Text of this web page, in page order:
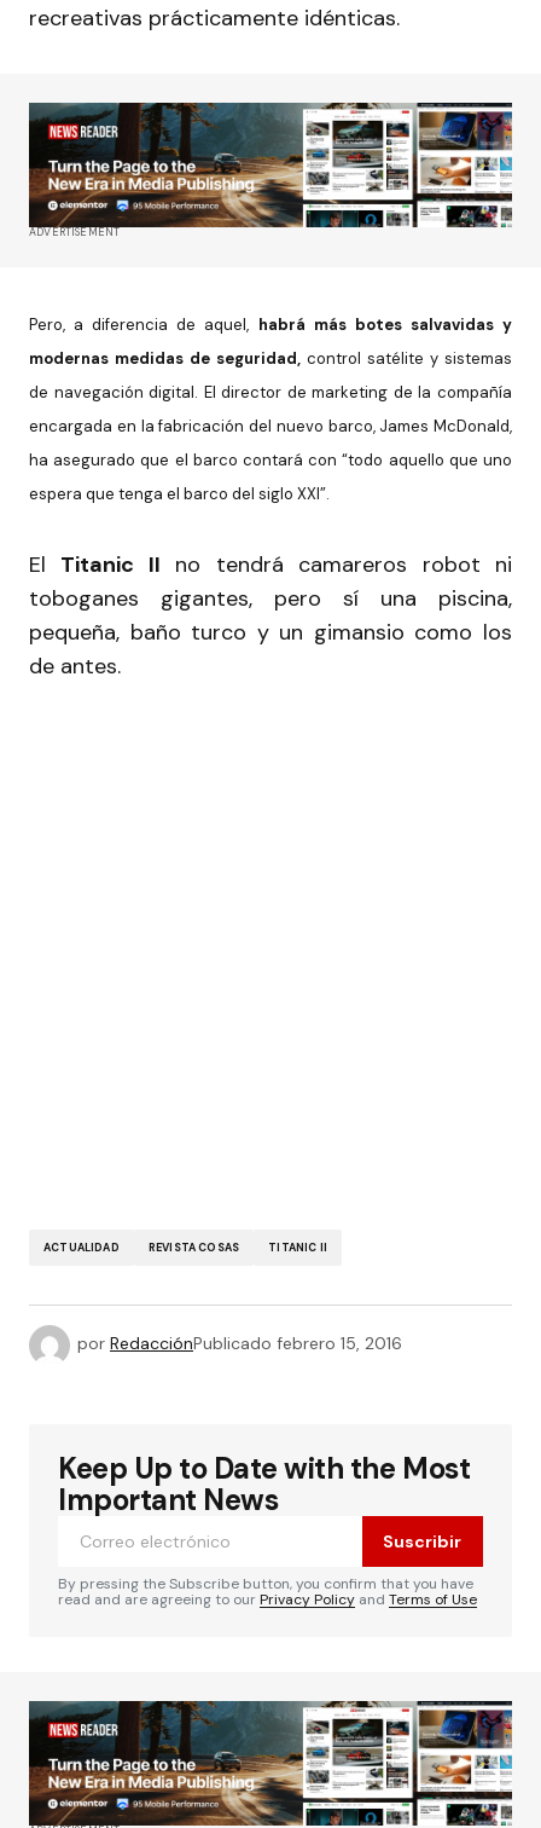
recreativas prácticamente idénticas.
ADVERTISEMENT
Pero, a diferencia de aquel, habrá más botes salvavidas y
modernas medidas de seguridad, control satélite y sistemas
de navegación digital. El director de marketing de la compañía
encargada en la fabricación del nuevo barco, James McDonald,
ha asegurado que el barco contará con “todo aquello que uno
espera que tenga el barco del siglo XXI”.
El Titanic II no tendrá camareros robot ni
toboganes gigantes, pero sí una piscina,
pequeña, baño turco y un gimansio como los
de antes.
ACTUALIDAD REVISTA COSAS TITANIC II
por RedacciónPublicado febrero 15, 2016
Keep Up to Date with the Most
Important News
Suscribir
By pressing the Subscribe button, you confirm that you have
read and are agreeing to ourPrivacy Policy and Terms of Use